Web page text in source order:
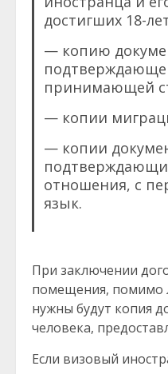
достигших 18-
— копию
принимающей
— копии
— копии
отношения, с
язык.
При заключении
помещения, помимо
нужны будут копия
человека,
Если визовый